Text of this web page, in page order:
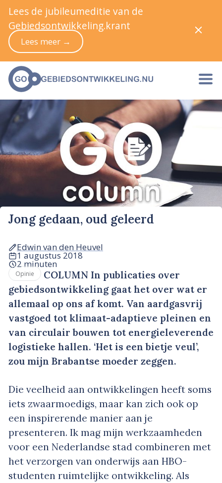
Jong gedaan, oud geleerd
Edwin van den Heuvel
1 augustus 2018
2 minuten
Opinie
COLUMN In publicaties over
gebiedsontwikkeling gaat het over wat er
allemaal op ons af komt. Van aardgasvrij
vastgoed tot klimaat-adaptieve pleinen en
van circulair bouwen tot energieleverende
logistieke hallen. ‘Het is een bietje veul’,
zou mijn Brabantse moeder zeggen.
Die veelheid aan ontwikkelingen heeft soms
iets zwaarmoedigs, maar kan zich ook op
een inspirerende manier aan je
presenteren. Ik mag mijn werkzaamheden
voor een Nederlandse stad combineren met
het verzorgen van onderwijs aan HBO-
studenten ruimtelijke ontwikkeling. Als
Lees de jubileumeditie van de
Gebiedsontwikkeling.krant
Lees meer →